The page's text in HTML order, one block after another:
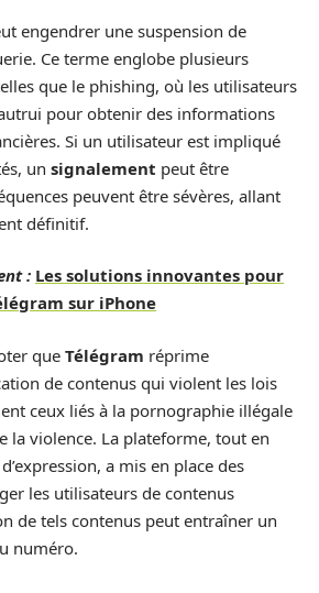
engendrer une suspension de
Ce terme englobe plusieurs
que le phishing, où les utilisateurs
pour obtenir des informations
Si un utilisateur est impliqué
un signalement peut être
peuvent être sévères, allant
définitif.
: Les solutions innovantes pour
sur iPhone
que Télégram réprime
de contenus qui violent les lois
ceux liés à la pornographie illégale
la violence. La plateforme, tout en
a mis en place des
les utilisateurs de contenus
de tels contenus peut entraîner un
numéro.